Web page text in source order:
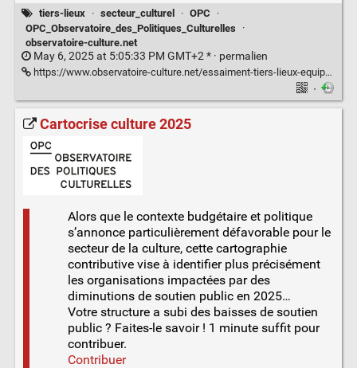
tiers-lieux · secteur_culturel · OPC
·
OPC_Observatoire_des_Politiques_Culturelles
·
observatoire-culture.net
May 6, 2025 at 5:05:33 PM GMT+2 * · permalien
https://www.observatoire-culture.net/essaiment-tiers-lieux-equipements-culturels-butinent/
·
Cartocrise culture 2025
Alors que le contexte budgétaire et politique
s’annonce particulièrement défavorable pour le
secteur de la culture, cette cartographie
contributive vise à identifier plus précisément
les organisations impactées par des
diminutions de soutien public en 2025…
Votre structure a subi des baisses de soutien
public ? Faites-le savoir ! 1 minute suffit pour
contribuer.
Contribuer